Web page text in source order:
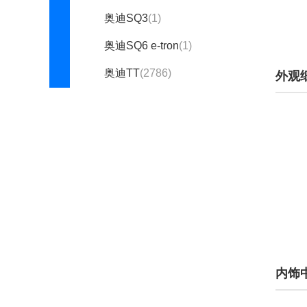
奥迪SQ3(1)
奥迪SQ6 e-tron(1)
奥迪TT(2786) 外观
内饰